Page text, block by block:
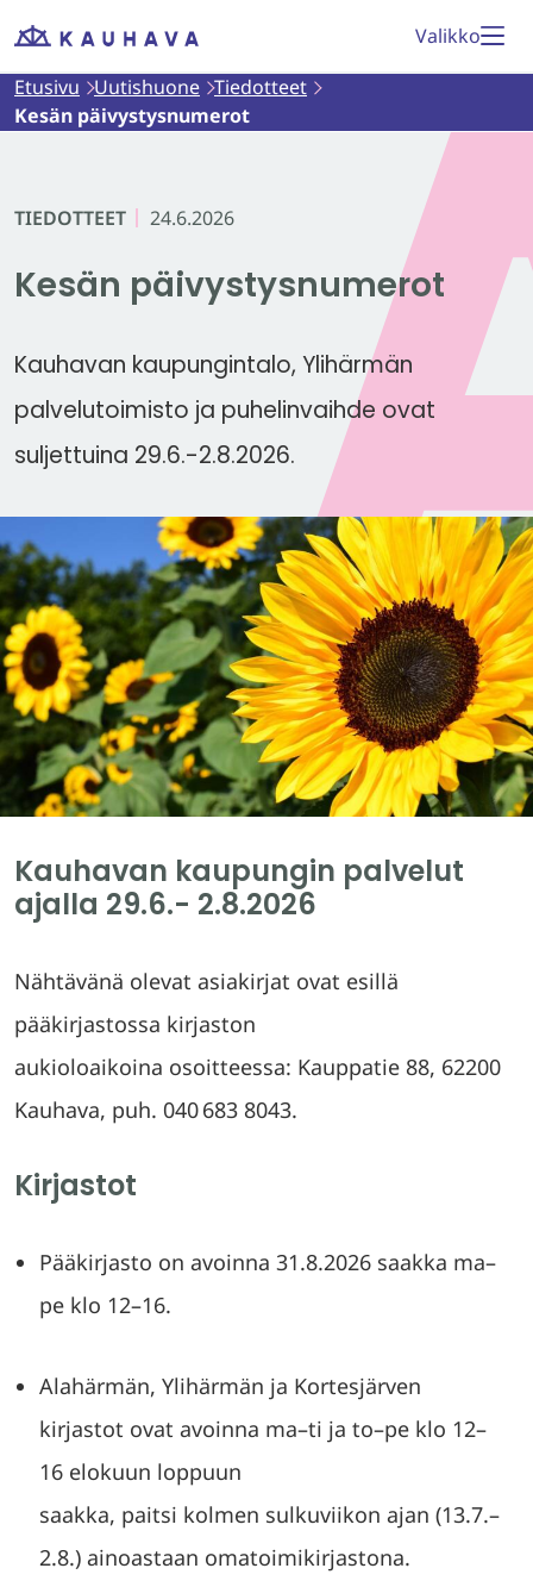
Siirry
Etusivu
Valikko
Etusivu Uutishuone Tiedotteet
Kesän päivystysnumerot
TIEDOTTEET 24.6.2026
Kesän päivystysnumerot
Kauhavan kaupungintalo, Ylihärmän
palvelutoimisto ja puhelinvaihde ovat
suljettuina 29.6.-2.8.2026.
Kauhavan kaupungin palvelut
ajalla 29.6.- 2.8.2026
Nähtävänä olevat asiakirjat ovat esillä
pääkirjastossa kirjaston
aukioloaikoina osoitteessa: Kauppatie 88, 62200
Kauhava, puh. 040 683 8043.
Kirjastot
Pääkirjasto on avoinna 31.8.2026 saakka ma–
pe klo 12–16.
Alahärmän, Ylihärmän ja Kortesjärven
kirjastot ovat avoinna ma–ti ja to–pe klo 12–
16 elokuun loppuun
saakka, paitsi kolmen sulkuviikon ajan (13.7.–
2.8.) ainoastaan omatoimikirjastona.